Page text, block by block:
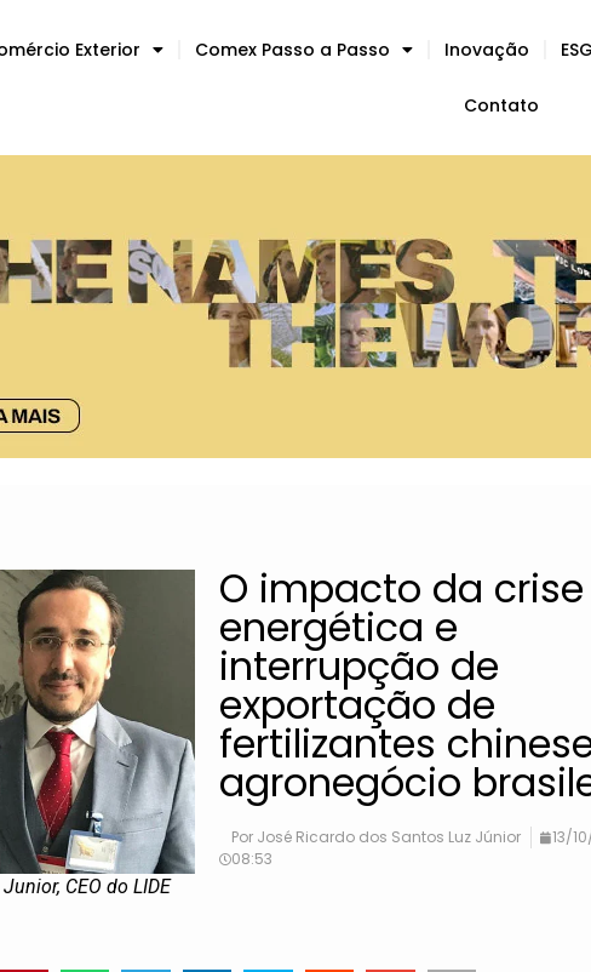
Exterior Comex Passo a Passo Inovação ESG
Contato
CEO do LIDE
O impacto da crise
energética e
interrupção de
exportação de
fertilizantes
agronegócio
Por José Ricardo dos Santos Luz Júnior
13/
08:53